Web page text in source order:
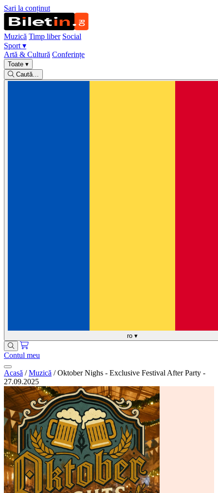
Sari la conținut
Muzică Timp liber Social
Sport ▾
Artă & Cultură Conferințe
Toate ▾
Caută…
ro ▾
Contul meu
Acasă / Muzică / Oktober Nighs - Exclusive Festival After Party -
27.09.2025